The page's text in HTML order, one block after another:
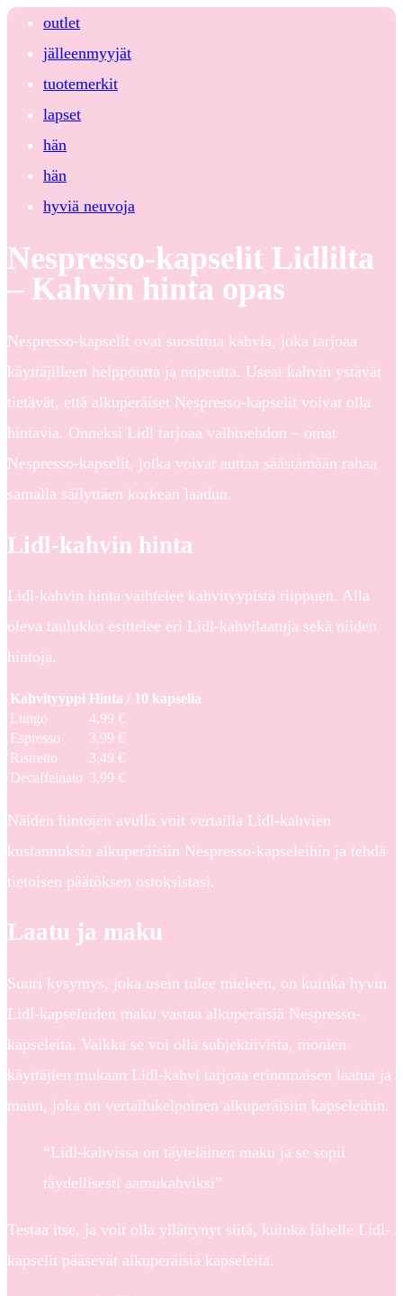
outlet
jälleenmyyjät
tuotemerkit
lapset
hän
hän
hyviä neuvoja
Nespresso-kapselit Lidlilta
– Kahvin hinta opas
Nespresso-kapselit ovat suosittua kahvia, joka tarjoaa
käyttäjilleen helppoutta ja nopeutta. Useat kahvin ystävät
tietävät, että alkuperäiset Nespresso-kapselit voivat olla
hintavia. Onneksi Lidl tarjoaa vaihtoehdon – omat
Nespresso-kapselit, jotka voivat auttaa säästämään rahaa
samalla säilyttäen korkean laadun.
Lidl-kahvin hinta
Lidl-kahvin hinta vaihtelee kahvityypistä riippuen. Alla
oleva taulukko esittelee eri Lidl-kahvilaatuja sekä niiden
hintoja.
Kahvityyppi Hinta / 10 kapselia
Lungo
4,99 €
Espresso
3,99 €
Ristretto
3,49 €
Decaffeinato 3,99 €
Näiden hintojen avulla voit vertailla Lidl-kahvien
kustannuksia alkuperäisiin Nespresso-kapseleihin ja tehdä
tietoisen päätöksen ostoksistasi.
Laatu ja maku
Suuri kysymys, joka usein tulee mieleen, on kuinka hyvin
Lidl-kapseleiden maku vastaa alkuperäisiä Nespresso-
kapseleita. Vaikka se voi olla subjektiivista, monien
käyttäjien mukaan Lidl-kahvi tarjoaa erinomaisen laatua ja
maun, joka on vertailukelpoinen alkuperäisiin kapseleihin.
“Lidl-kahvissa on täyteläinen maku ja se sopii
täydellisesti aamukahviksi”
Testaa itse, ja voit olla yllättynyt siitä, kuinka lähelle Lidl-
kapselit pääsevät alkuperäisiä kapseleita.